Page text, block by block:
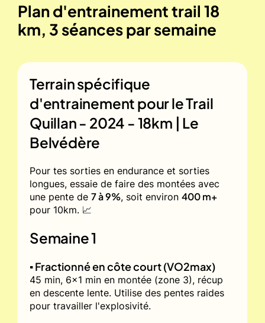
Plan d'entrainement trail 18
km, 3 séances par semaine
Terrain spécifique
d'entrainement pour leTrail
Quillan - 2024 - 18km | Le
Belvédère
Pour tes sorties en endurance et sorties
longues, essaie de faire des montées avec
une pente de 7 à 9%, soit environ 400 m+
pour 10km. 📈
Semaine 1
▪️ Fractionné en côte court (VO2max)
45 min, 6x1 min en montée (zone 3), récup
en descente lente. Utilise des pentes raides
pour travailler l'explosivité.